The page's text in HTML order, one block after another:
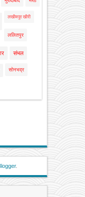
लखीमपुर खीरी
ललितपुर
संभल
सोनभद्र
.